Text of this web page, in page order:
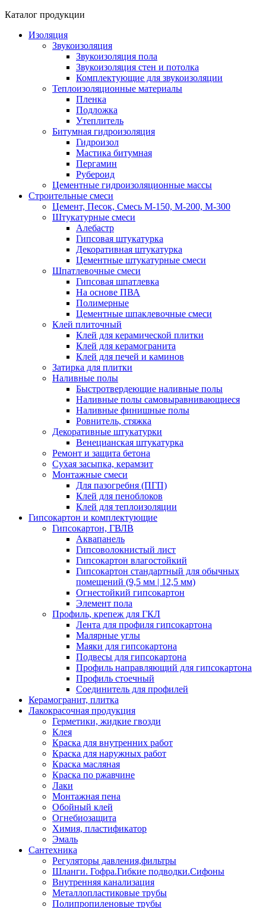
Каталог продукции
Изоляция
Звукоизоляция
Звукоизоляция пола
Звукоизоляция стен и потолка
Комплектующие для звукоизоляции
Теплоизоляционные материалы
Пленка
Подложка
Утеплитель
Битумная гидроизоляция
Гидроизол
Мастика битумная
Пергамин
Рубероид
Цементные гидроизоляционные массы
Строительные смеси
Цемент, Песок, Смесь М-150, М-200, М-300
Штукатурные смеси
Алебастр
Гипсовая штукатурка
Декоративная штукатурка
Цементные штукатурные смеси
Шпатлевочные смеси
Гипсовая шпатлевка
На основе ПВА
Полимерные
Цементные шпаклевочные смеси
Клей плиточный
Клей для керамической плитки
Клей для керамогранита
Клей для печей и каминов
Затирка для плитки
Наливные полы
Быстротвердеющие наливные полы
Наливные полы самовыравнивающиеся
Наливные финишные полы
Ровнитель, стяжка
Декоративные штукатурки
Венецианская штукатурка
Ремонт и защита бетона
Сухая засыпка, керамзит
Монтажные смеси
Для пазогребня (ПГП)
Клей для пеноблоков
Клей для теплоизоляции
Гипсокартон и комплектующие
Гипсокартон, ГВЛВ
Аквапанель
Гипсоволокнистый лист
Гипсокартон влагостойкий
Гипсокартон стандартный для обычных
помещений (9,5 мм | 12,5 мм)
Огнестойкий гипсокартон
Элемент пола
Профиль, крепеж для ГКЛ
Лента для профиля гипсокартона
Малярные углы
Маяки для гипсокартона
Подвесы для гипсокартона
Профиль направляющий для гипсокартона
Профиль стоечный
Соединитель для профилей
Керамогранит, плитка
Лакокрасочная продукция
Герметики, жидкие гвозди
Клея
Краска для внутренних работ
Краска для наружных работ
Краска масляная
Краска по ржавчине
Лаки
Монтажная пена
Обойный клей
Огнебиозащита
Химия, пластификатор
Эмаль
Сантехника
Регуляторы давления,фильтры
Шланги. Гофра.Гибкие подводки.Сифоны
Внутренняя канализация
Металлопластиковые трубы
Полипропиленовые трубы